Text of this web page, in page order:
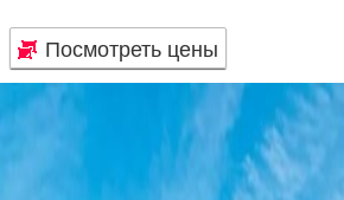
Посмотреть цены